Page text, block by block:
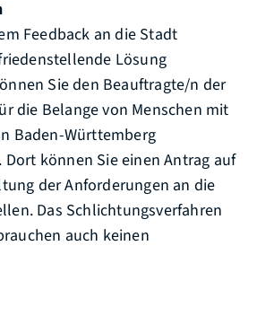
Feedback an die Stadt
Lösung
Sie den Beauftragte/n der
die Belange von Menschen mit
Baden-Württemberg
können Sie einen Antrag auf
der Anforderungen an die
Das Schlichtungsverfahren
auch keinen